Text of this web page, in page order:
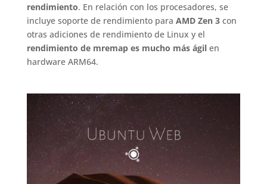
rendimiento. En relación con los procesadores, se
incluye soporte de rendimiento para AMD Zen 3con
otras adiciones de rendimiento de Linux y el
rendimiento de mremap es mucho más ágilen
hardware ARM64.